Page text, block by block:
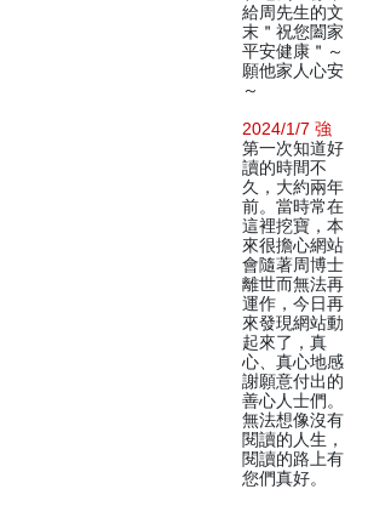
給周先生的文
末＂祝您闔家
平安健康＂～
願他家人心安
～
2024/1/7 強
第一次知道好
讀的時間不
久，大約兩年
前。當時常在
這裡挖寶，本
來很擔心網站
會隨著周博士
離世而無法再
運作，今日再
來發現網站動
起來了，真
心、真心地感
謝願意付出的
善心人士們。
無法想像沒有
閱讀的人生，
閱讀的路上有
您們真好。